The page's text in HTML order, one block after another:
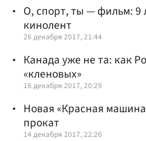
О, спорт, ты — фильм: 9
кинолент
26 декабря 2017, 21:44
Канада уже не та: как
«кленовых»
16 декабря 2017, 20:29
Новая «Красная
прокат
14 декабря 2017, 22:26